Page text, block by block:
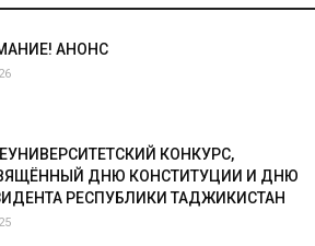
АНОНС
КОНКУРС,
ДНЮ КОНСТИТУЦИИ И ДНЮ
РЕСПУБЛИКИ ТАДЖИКИСТАН